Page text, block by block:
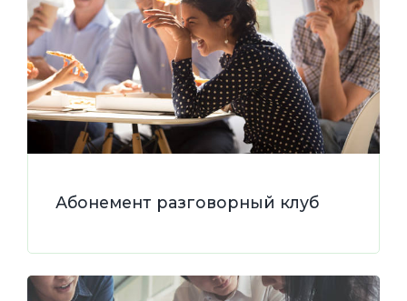
Абонемент разговорный клуб
курс тематических игровых вечеров
эффект погружения в англоязычную
среду под руководством преподавателя
Подробнее